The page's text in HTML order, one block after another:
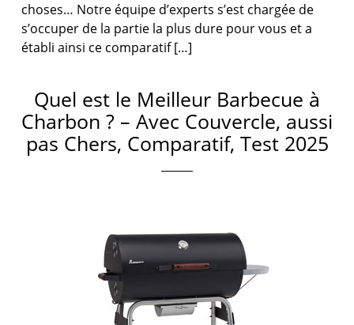
choses… Notre équipe d’experts s’est chargée de
s’occuper de la partie la plus dure pour vous et a
établi ainsi ce comparatif […]
Quel est le Meilleur Barbecue à
Charbon ? – Avec Couvercle, aussi
pas Chers, Comparatif, Test 2025